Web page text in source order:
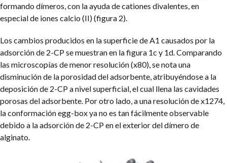
formando dímeros, con la ayuda de cationes divalentes, en
especial de iones calcio (II) (figura 2).
Los cambios producidos en la superficie de A1 causados por la
adsorción de 2-CP se muestran en la figura 1c y 1d. Comparando
las microscopías de menor resolución (x80), se nota una
disminución de la porosidad del adsorbente, atribuyéndose a la
deposición de 2-CP a nivel superficial, el cual llena las cavidades
porosas del adsorbente. Por otro lado, a una resolución de x1274,
la conformación egg-box ya no es tan fácilmente observable
debido a la adsorción de 2-CP en el exterior del dímero de
alginato.